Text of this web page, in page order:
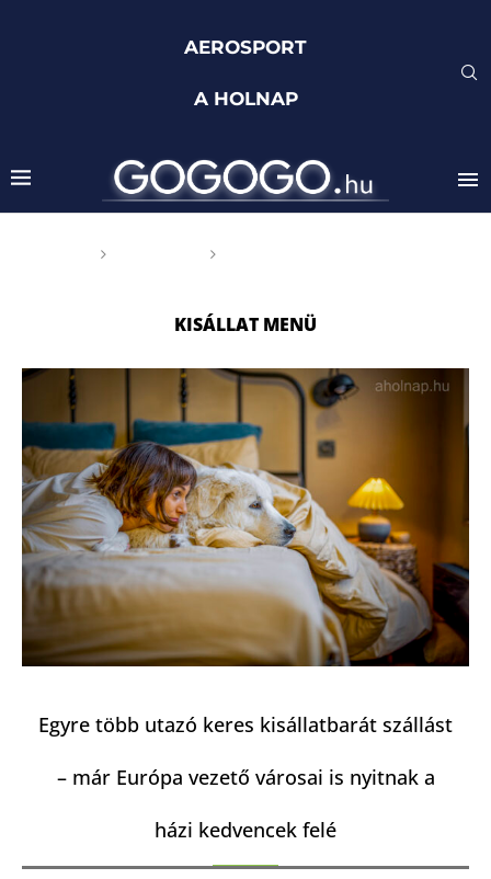
AEROSPORT
A HOLNAP
KISÁLLAT MENÜ
Egyre több utazó keres kisállatbarát szállást
– már Európa vezető városai is nyitnak a
házi kedvencek felé